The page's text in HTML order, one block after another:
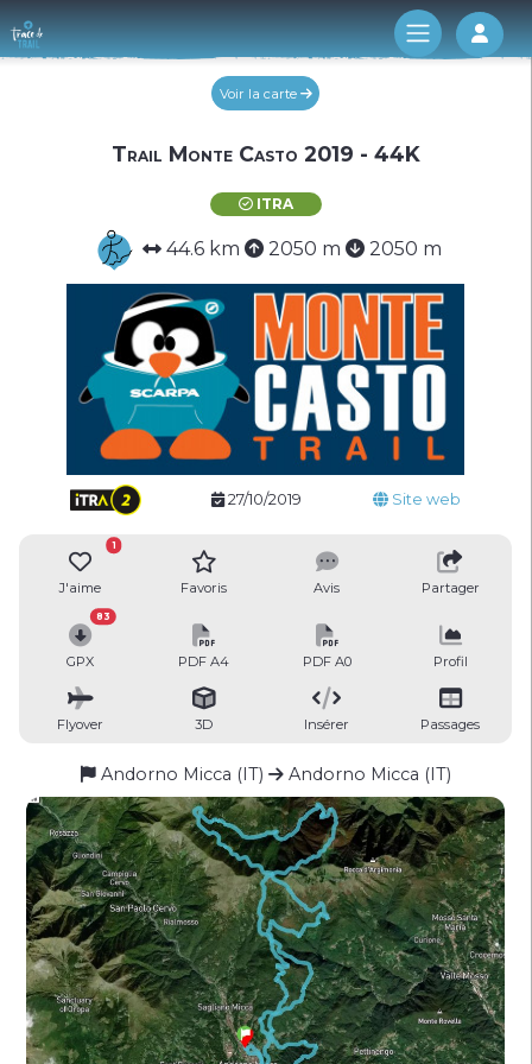
Log
Voir la carte
Trail Monte Casto 2019 - 44K
ITRA
44.6 km 2050 m 2050 m
27/10/2019 Site web
J'aime
1
Favoris Avis Partager
GPX
83
PDF A4 PDF A0 Profil
Flyover 3D Insérer Passages
Andorno Micca (IT) Andorno Micca (IT)